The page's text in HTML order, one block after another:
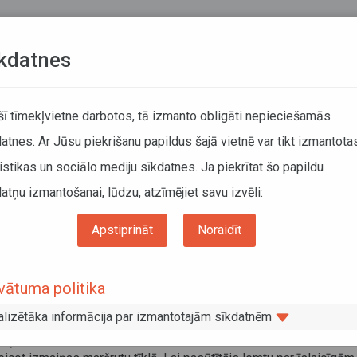
Īslaicīgu
var ierosināt pasūtītājam – Autotransporta direkcijai -,
autoceļa, ielas vai sliežu ceļa remonts), paredzēt
tīmekļvietne darbotos, tā izmanto obligāti nepieciešamās
Ar Jūsu piekrišanu papildus šajā vietnē var tikt
un sociālo mediju sīkdatnes. Ja piekrītat šo papildu
izmantošanai, lūdzu, atzīmējiet savu izvēli:
Apstiprināt Noraidīt
politika
informācija par izmantotajām sīkdatnēm